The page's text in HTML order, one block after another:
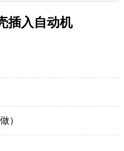
插入自动机
）